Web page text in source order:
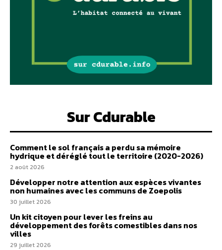
Sur Cdurable
Comment le sol français a perdu sa mémoire
hydrique et déréglé tout le territoire (2020-2026)
2 août 2026
Développer notre attention aux espèces vivantes
non humaines avec les communs de Zoepolis
30 juillet 2026
Un kit citoyen pour lever les freins au
développement des forêts comestibles dans nos
villes
29 juillet 2026